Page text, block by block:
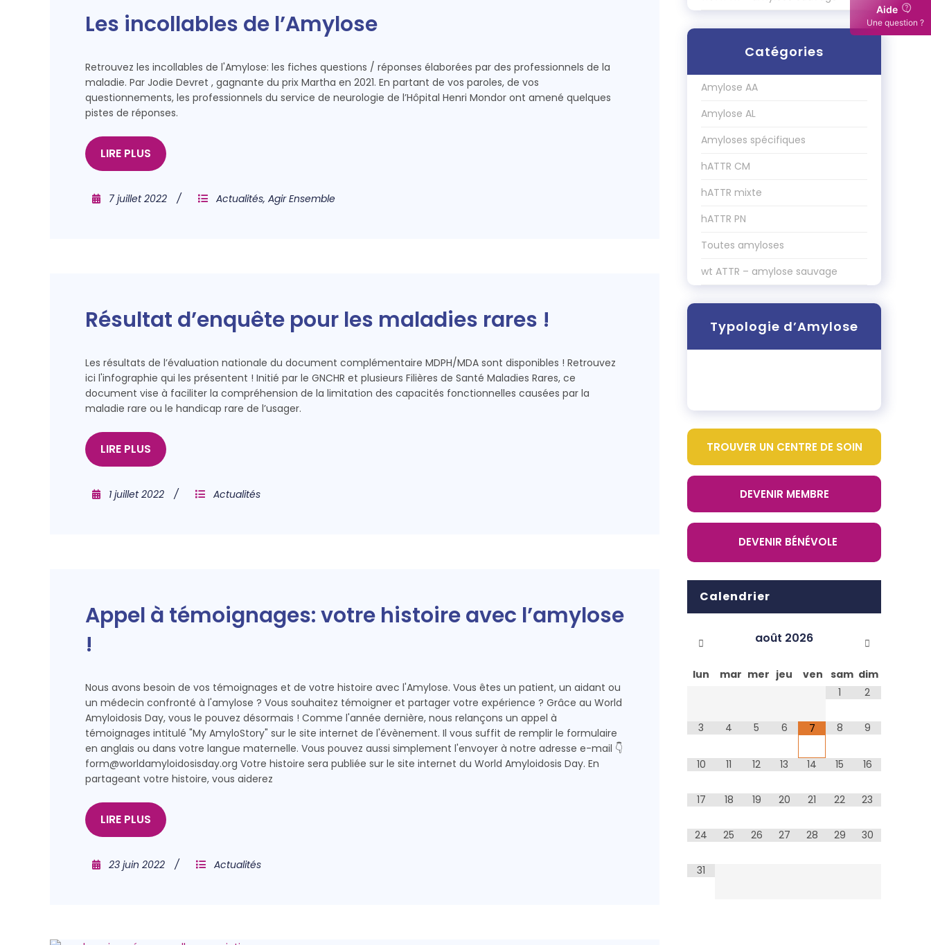
Les incollables de l’Amylose
Retrouvez les incollables de l'Amylose: les fiches questions / réponses élaborées par des professionnels de la
maladie. Par Jodie Devret , gagnante du prix Martha en 2021. En partant de vos paroles, de vos
questionnements, les professionnels du service de neurologie de l’Hôpital Henri Mondor ont amené quelques
pistes de réponses.
LIRE PLUS
7 juillet 2022 Actualités, Agir Ensemble
Résultat d’enquête pour les maladies rares !
Les résultats de l’évaluation nationale du document complémentaire MDPH/MDA sont disponibles ! Retrouvez
ici l'infographie qui les présentent ! Initié par le GNCHR et plusieurs Filières de Santé Maladies Rares, ce
document vise à faciliter la compréhension de la limitation des capacités fonctionnelles causées par la
maladie rare ou le handicap rare de l’usager.
LIRE PLUS
1 juillet 2022 Actualités
Appel à témoignages: votre histoire avec l’amylose
!
Nous avons besoin de vos témoignages et de votre histoire avec l'Amylose. Vous êtes un patient, un aidant ou
un médecin confronté à l'amylose ? Vous souhaitez témoigner et partager votre expérience ? Grâce au World
Amyloidosis Day, vous le pouvez désormais ! Comme l'année dernière, nous relançons un appel à
témoignages intitulé "My AmyloStory" sur le site internet de l'évènement. Il vous suffit de remplir le formulaire
en anglais ou dans votre langue maternelle. Vous pouvez aussi simplement l'envoyer à notre adresse e-mail 👇
form@worldamyloidosisday.org Votre histoire sera publiée sur le site internet du World Amyloidosis Day. En
partageant votre histoire, vous aiderez
LIRE PLUS
23 juin 2022 Actualités
Catégories
Amylose AA
Amylose AL
Amyloses spécifiques
hATTR CM
hATTR mixte
hATTR PN
Toutes amyloses
wt ATTR – amylose sauvage
Typologie d’Amylose
TROUVER UN CENTRE DE SOIN
DEVENIR MEMBRE
DEVENIR BÉNÉVOLE
Calendrier
août 2026
lun mar mer jeu ven sam dim
1
2
3 4 5 6 7 8 9
10 11 12 13 14 15 16
17 18 19 20 21 22 23
24 25 26 27 28 29 30
31
Aide
Une question ?